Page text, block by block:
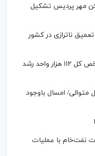
مهر پردیس تشکیل
ناترازی در کشور
سبزپوشی گسترده بازار بورس؛ شاخص کل ۱۱۲ هزار واحد رشد
امسال باوجود
نفت‌خام با عملیات